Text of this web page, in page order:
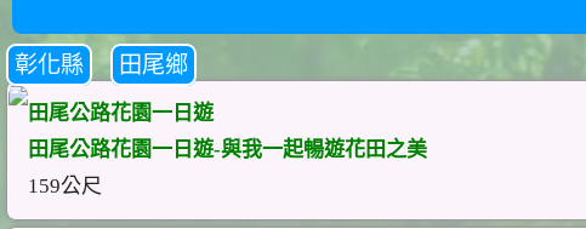
彰化縣 田尾鄉
田尾公路花園一日遊
田尾公路花園一日遊-與我一起暢遊花田之美
159公尺